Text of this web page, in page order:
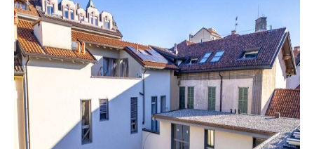
cuore
di
Varese